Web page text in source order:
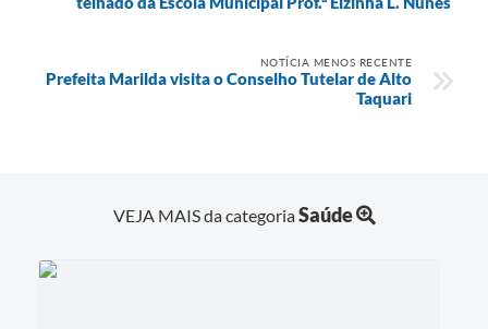
NOTÍCIA MENOS RECENTE
Prefeita Marilda visita o Conselho Tutelar de Alto
Taquari
VEJA MAIS da categoriaSaúde